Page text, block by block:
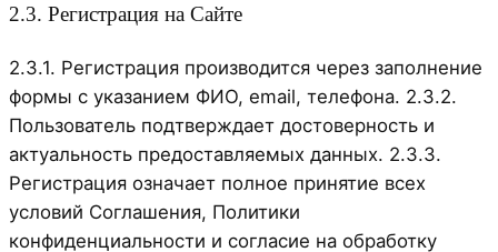
2.3. Регистрация на Сайте
2.3.1. Регистрация производится через заполнение
формы с указанием ФИО, email, телефона. 2.3.2.
Пользователь подтверждает достоверность и
актуальность предоставляемых данных. 2.3.3.
Регистрация означает полное принятие всех
условий Соглашения, Политики
конфиденциальности и согласие на обработку